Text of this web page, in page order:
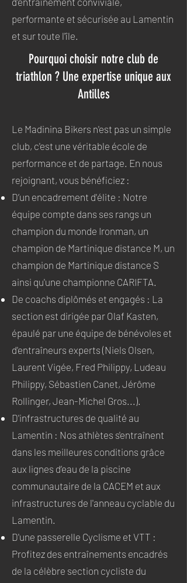
performante et sécurisée au Lamentin
et sur toute l'île.
Pourquoi choisir notre club de
triathlon ? Une expertise unique aux
Antilles
Le Madinina Bikers n'est pas un simple
club, c'est une véritable école de
performance et de partage. En nous
rejoignant, vous bénéficiez :
D’un encadrement d'élite : Notre
équipe compte dans ses rangs un
champion du monde Ironman, un
champion de Martinique distance M, un
champion de Martinique distance S
ainsi qu'une championne CARIFTA.
De coachs diplômés et engagés : La
section est dirigée par Olaf Kasten,
épaulé par une équipe de bénévoles et
d'entraîneurs experts (Niels Olsen,
Laurent Vigée, Fred Philippy, Ludeau
Philippy, Sébastien Canet, Jérôme
Rollinger, Jean-Michel Gros...).
D'infrastructures de qualité au
Lamentin : Nos athlètes s'entraînent
dans les meilleures conditions grâce
aux lignes d’eau de la piscine
communautaire de la CACEM et aux
infrastructures de l'anneau cyclable du
Lamentin.
D'une passerelle Cyclisme et VTT :
Profitez des entraînements encadrés
de la célèbre section cycliste du